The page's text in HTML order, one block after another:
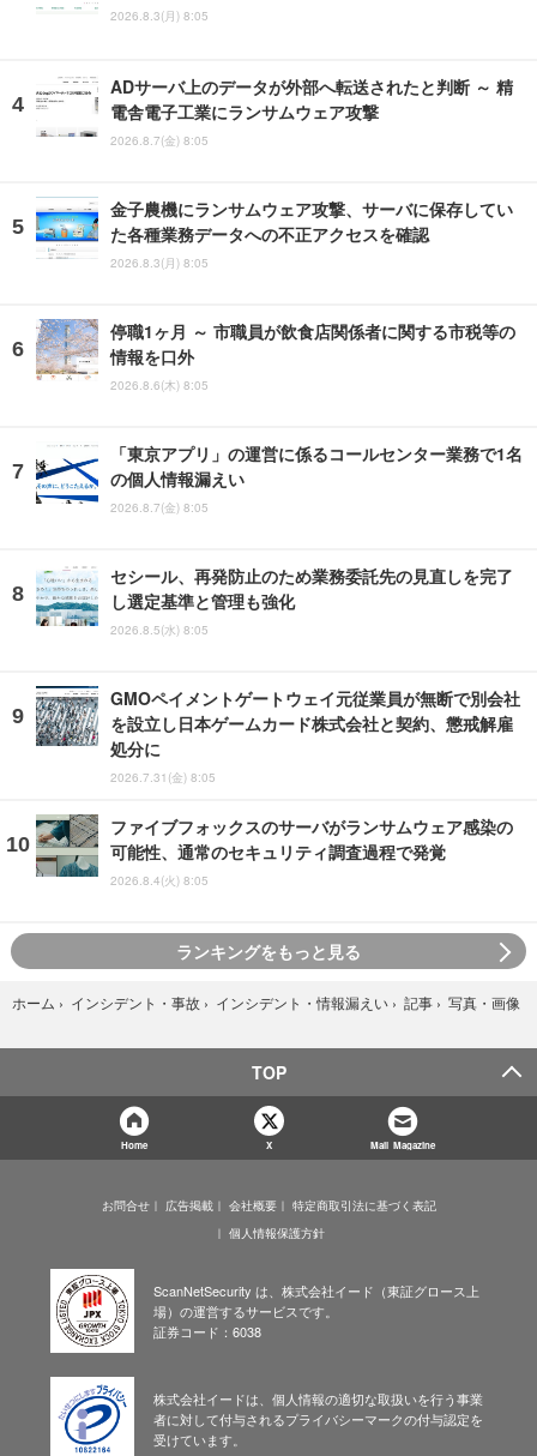
2026.8.3(月) 8:05
ADサーバ上のデータが外部へ転送されたと判断 ～ 精
電舎電子工業にランサムウェア攻撃
2026.8.7(金) 8:05
金子農機にランサムウェア攻撃、サーバに保存してい
た各種業務データへの不正アクセスを確認
2026.8.3(月) 8:05
停職1ヶ月 ～ 市職員が飲食店関係者に関する市税等の
情報を口外
2026.8.6(木) 8:05
「東京アプリ」の運営に係るコールセンター業務で1名
の個人情報漏えい
2026.8.7(金) 8:05
セシール、再発防止のため業務委託先の見直しを完了
し選定基準と管理も強化
2026.8.5(水) 8:05
GMOペイメントゲートウェイ元従業員が無断で別会社
を設立し日本ゲームカード株式会社と契約、懲戒解雇
処分に
2026.7.31(金) 8:05
ファイブフォックスのサーバがランサムウェア感染の
可能性、通常のセキュリティ調査過程で発覚
2026.8.4(火) 8:05
ランキングをもっと見る
ホーム › インシデント・事故 › インシデント・情報漏えい › 記事 › 写真・画像
TOP
Home X Mail Magazine
お問合せ 広告掲載 会社概要
特定商取引法に基づく表記
個人情報保護方針
ScanNetSecurity は、株式会社イード（東証グロース上
場）の運営するサービスです。
証券コード：6038
株式会社イードは、個人情報の適切な取扱いを行う事業
者に対して付与されるプライバシーマークの付与認定を
受けています。